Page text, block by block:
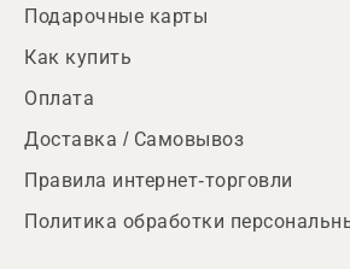
Подарочные карты
Как купить
Оплата
Доставка / Самовывоз
Правила интернет-торговли
Политика обработки